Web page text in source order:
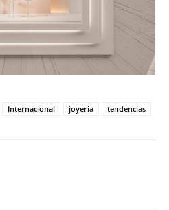
Internacional joyería tendencias